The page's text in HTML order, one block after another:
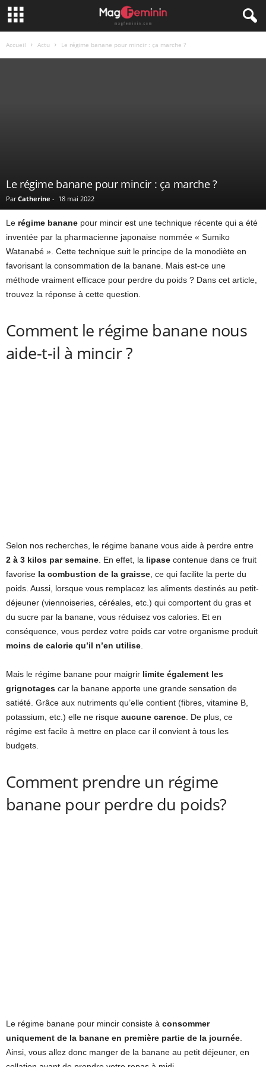
Accueil Actu Le régime banane pour mincir : ça marche ?
Le régime banane pour mincir : ça marche ?
Par Catherine - 18 mai 2022
Le régime banane pour mincir est une technique récente qui a été
inventée par la pharmacienne japonaise nommée « Sumiko
Watanabé ». Cette technique suit le principe de la monodiète en
favorisant la consommation de la banane. Mais est-ce une
méthode vraiment efficace pour perdre du poids ? Dans cet article,
trouvez la réponse à cette question.
Comment le régime banane nous
aide-t-il à mincir ?
Selon nos recherches, le régime banane vous aide à perdre entre
2 à 3 kilos par semaine. En effet, la lipase contenue dans ce fruit
favorise la combustion de la graisse, ce qui facilite la perte du
poids. Aussi, lorsque vous remplacez les aliments destinés au petit-
déjeuner (viennoiseries, céréales, etc.) qui comportent du gras et
du sucre par la banane, vous réduisez vos calories. Et en
conséquence, vous perdez votre poids car votre organisme produit
moins de calorie qu’il n’en utilise.
Mais le régime banane pour maigrir limite également les
grignotages car la banane apporte une grande sensation de
satiété. Grâce aux nutriments qu’elle contient (fibres, vitamine B,
potassium, etc.) elle ne risque aucune carence. De plus, ce
régime est facile à mettre en place car il convient à tous les
budgets.
Comment prendre un régime
banane pour perdre du poids?
Le régime banane pour mincir consiste à consommer
uniquement de la banane en première partie de la journée
Ainsi, vous allez donc manger de la banane au petit déjeuner, en